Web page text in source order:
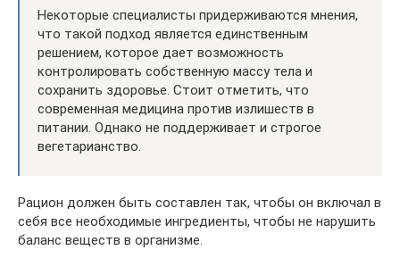
Некоторые специалисты придерживаются мнения,
что такой подход является единственным
решением, которое дает возможность
контролировать собственную массу тела и
сохранить здоровье. Стоит отметить, что
современная медицина против излишеств в
питании. Однако не поддерживает и строгое
вегетарианство.
Рацион должен быть составлен так, чтобы он включал в
себя все необходимые ингредиенты, чтобы не нарушить
баланс веществ в организме.